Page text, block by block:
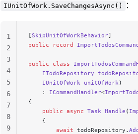
IUnitOfWork.SaveChangesAsync() ：
[SkipUnitOfWorkBehavior]
public record
public class
    ITodoRepository
    IUnitOfWork
unitOfWork)
    :
ICommandHandler<
{
    public
async Task Handle (
    {
        await
todoRepository.
1
2
3
4
5
6
7
8
9